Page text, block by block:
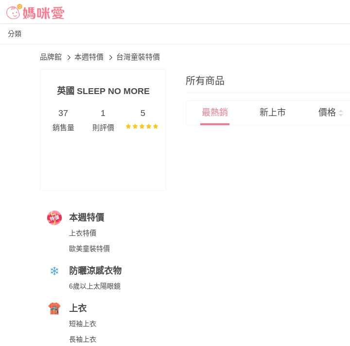
分類
品牌館 本週特價 台灣童裝特價
英國 SLEEP NO MORE
37
銷售量
1
則評價
5
本週特價
上衣特價
歐美童裝特價
防曬涼感衣物
6歲以上太陽眼鏡
上衣
短袖上衣
長袖上衣
所有商品
最熱銷 新上市 價格